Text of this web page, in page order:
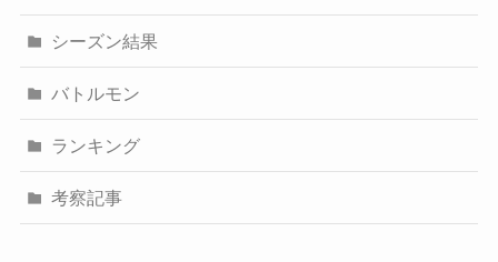
シーズン結果
バトルモン
ランキング
考察記事